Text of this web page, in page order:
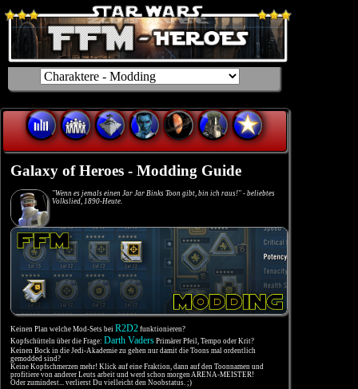
Galaxy of Heroes - Modding Guide
"Wenn es jemals einen Jar Jar Binks Toon gibt, bin ich raus!" - beliebtes
Volkslied, 1890-Heute.
Keinen Plan welche Mod-Sets bei R2D2 funktionieren?
Kopfschütteln über die Frage: Darth Vaders Primärer Pfeil, Tempo oder Krit?
Keinen Bock in die Jedi-Akademie zu gehen nur damit die Toons mal ordentlich
gemodded sind?
Keine Kopfschmerzen mehr! Klick auf eine Fraktion, dann auf den Toonnamen und
profitiere von anderer Leuts arbeit und werd schon morgen ARENA-MEISTER!
Oder zumindest... verlierst Du vielleicht den Noobstatus. ;)